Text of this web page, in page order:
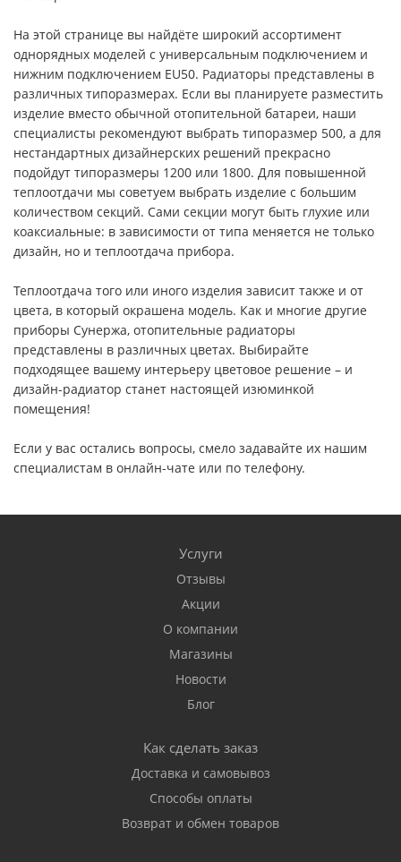
На этой странице вы найдёте широкий ассортимент
однорядных моделей c универсальным подключением и
нижним подключением EU50. Радиаторы представлены в
различных типоразмерах. Если вы планируете разместить
изделие вместо обычной отопительной батареи, наши
специалисты рекомендуют выбрать типоразмер 500, а для
нестандартных дизайнерских решений прекрасно
подойдут типоразмеры 1200 или 1800. Для повышенной
теплоотдачи мы советуем выбрать изделие с большим
количеством секций. Сами секции могут быть глухие или
коаксиальные: в зависимости от типа меняется не только
дизайн, но и теплоотдача прибора.
Теплоотдача того или иного изделия зависит также и от
цвета, в который окрашена модель. Как и многие другие
приборы Сунержа, отопительные радиаторы
представлены в различных цветах. Выбирайте
подходящее вашему интерьеру цветовое решение – и
дизайн-радиатор станет настоящей изюминкой
помещения!
Если у вас остались вопросы, смело задавайте их нашим
специалистам в онлайн-чате или по телефону.
Услуги
Отзывы
Акции
О компании
Магазины
Новости
Блог
Как сделать заказ
Доставка и самовывоз
Способы оплаты
Возврат и обмен товаров